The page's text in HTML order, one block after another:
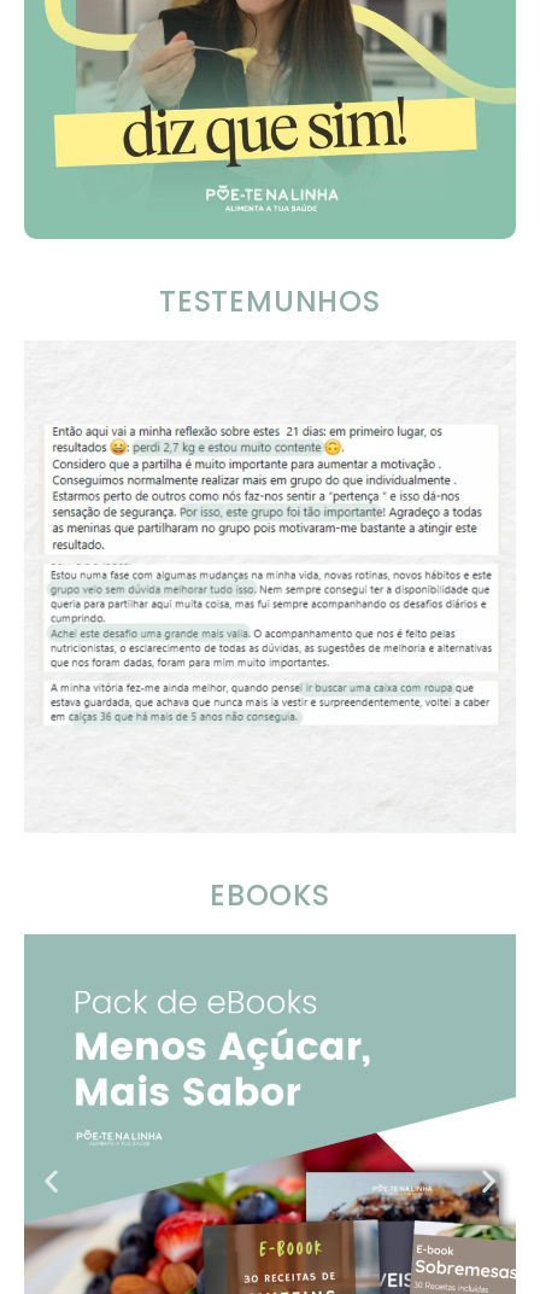
TESTEMUNHOS
EBOOKS